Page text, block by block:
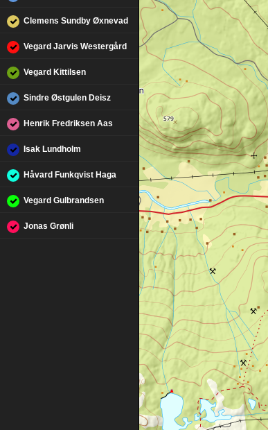
Clemens Sundby Øxnevad
Vegard Jarvis Westergård
Vegard Kittilsen
Sindre Østgulen Deisz
Henrik Fredriksen Aas
Isak Lundholm
Håvard Funkqvist Haga
Vegard Gulbrandsen
Jonas Grønli